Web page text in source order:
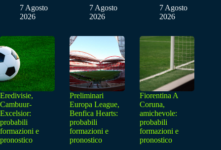
7 Agosto
2026
7 Agosto
2026
7 Agosto
2026
Eredivisie,
Cambuur-
Excelsior:
probabili
formazioni e
pronostico
Preliminari
Europa League,
Benfica Hearts:
probabili
formazioni e
pronostico
Fiorentina A
Coruna,
amichevole:
probabili
formazioni e
pronostico